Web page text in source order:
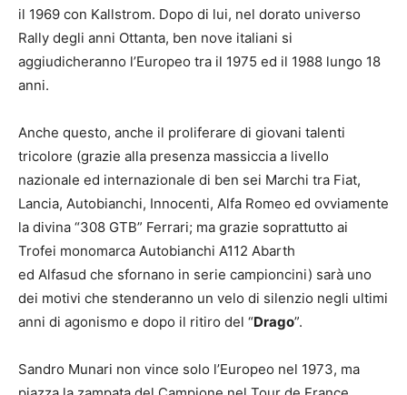
il 1969 con Kallstrom. Dopo di lui, nel dorato universo
Rally degli anni Ottanta, ben nove italiani si
aggiudicheranno l’Europeo tra il 1975 ed il 1988 lungo 18
anni.
Anche questo, anche il proliferare di giovani talenti
tricolore (grazie alla presenza massiccia a livello
nazionale ed internazionale di ben sei Marchi tra Fiat,
Lancia, Autobianchi, Innocenti, Alfa Romeo ed ovviamente
la divina “308 GTB” Ferrari; ma grazie soprattutto ai
Trofei monomarca Autobianchi A112 Abarth
ed Alfasud che sfornano in serie campioncini) sarà uno
dei motivi che stenderanno un velo di silenzio negli ultimi
anni di agonismo e dopo il ritiro del “Drago”.
Sandro Munari non vince solo l’Europeo nel 1973, ma